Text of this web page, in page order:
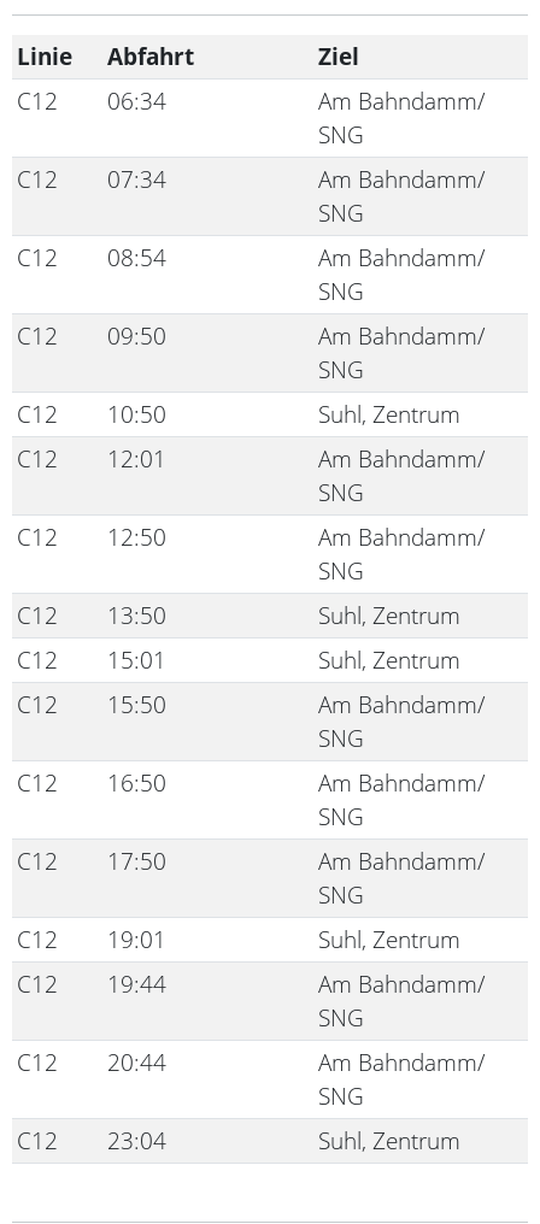
Linie Abfahrt
Ziel
C12
06:34
Am Bahndamm/
SNG
C12
07:34
Am Bahndamm/
SNG
C12
08:54
Am Bahndamm/
SNG
C12
09:50
Am Bahndamm/
SNG
C12
10:50
Suhl, Zentrum
C12
12:01
Am Bahndamm/
SNG
C12
12:50
Am Bahndamm/
SNG
C12
13:50
Suhl, Zentrum
C12
15:01
Suhl, Zentrum
C12
15:50
Am Bahndamm/
SNG
C12
16:50
Am Bahndamm/
SNG
C12
17:50
Am Bahndamm/
SNG
C12
19:01
Suhl, Zentrum
C12
19:44
Am Bahndamm/
SNG
C12
20:44
Am Bahndamm/
SNG
C12
23:04 Suhl, Zentrum